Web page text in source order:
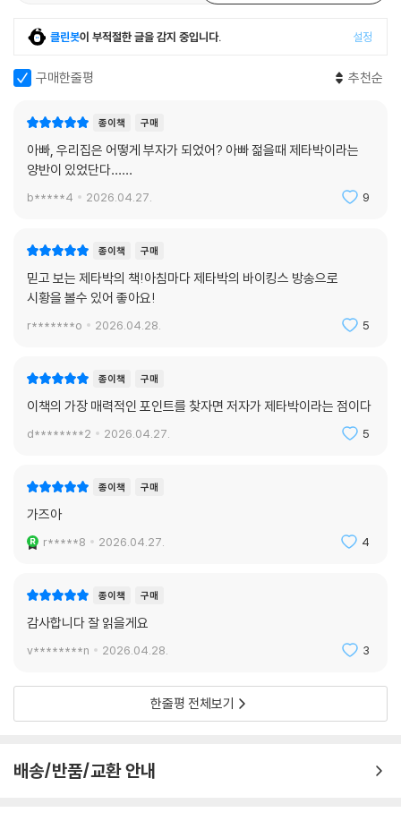
클린봇이 부적절한 글을 감지 중입니다. 설정
구매한줄평 추천순
종이책 구매
아빠, 우리집은 어떻게 부자가 되었어? 아빠 젊을때 제타박이라는
양반이 있었단다……
b*****4 2026.04.27. 9
종이책 구매
믿고 보는 제타박의 책!아침마다 제타박의 바이킹스 방송으로
시황을 볼수 있어 좋아요!
r*******o 2026.04.28. 5
종이책 구매
이책의 가장 매력적인 포인트를 찾자면 저자가 제타박이라는 점이다
d********2 2026.04.27. 5
종이책 구매
가즈아
r*****8 2026.04.27. 4
종이책 구매
감사합니다 잘 읽을게요
v********n 2026.04.28. 3
한줄평 전체보기
배송/반품/교환 안내